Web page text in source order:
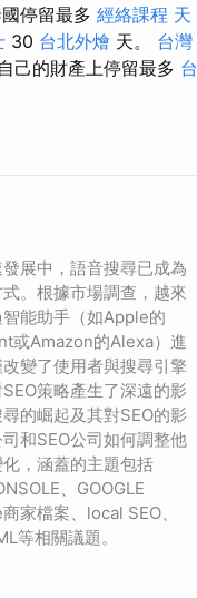
停留最多 經絡課程 天
30 台北外燴 天。 台灣
己的財產上停留最多 台
展中，語音搜尋已成為
。根據市場調查，越來
能助手（如Apple的
或Amazon的Alexa）進
變了使用者與搜尋引擎
策略產生了深遠的影
的崛起及其對SEO的影
和SEO公司如何調整他
，涵蓋的主題包括
、GOOGLE
家檔案、local SEO、
等相關議題。